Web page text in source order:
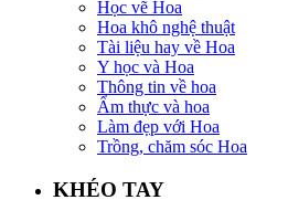
Học vẽ Hoa
Hoa khô nghệ thuật
Tài liệu hay về Hoa
Y học và Hoa
Thông tin về hoa
Ẩm thực và hoa
Làm đẹp với Hoa
Trồng, chăm sóc Hoa
KHÉO TAY